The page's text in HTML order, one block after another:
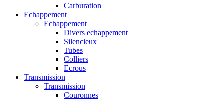
Carburation
Echappement
Echappement
Divers echappement
Silencieux
Tubes
Colliers
Ecrous
Transmission
Transmission
Couronnes